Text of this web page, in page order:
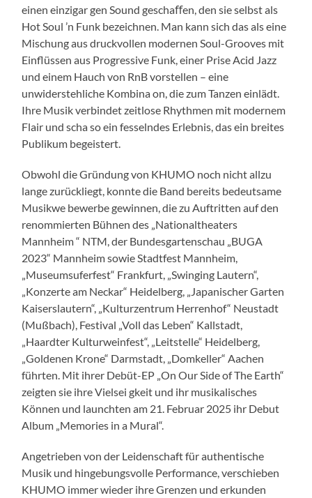
einen einzigar gen Sound geschaﬀen, den sie selbst als
Hot Soul ’n Funk bezeichnen. Man kann sich das als eine
Mischung aus druckvollen modernen Soul-Grooves mit
Einflüssen aus Progressive Funk, einer Prise Acid Jazz
und einem Hauch von RnB vorstellen – eine
unwiderstehliche Kombina on, die zum Tanzen einlädt.
Ihre Musik verbindet zeitlose Rhythmen mit modernem
Flair und scha so ein fesselndes Erlebnis, das ein breites
Publikum begeistert.
Obwohl die Gründung von KHUMO noch nicht allzu
lange zurückliegt, konnte die Band bereits bedeutsame
Musikwe bewerbe gewinnen, die zu Auftritten auf den
renommierten Bühnen des „Nationaltheaters
Mannheim “ NTM, der Bundesgartenschau „BUGA
2023“ Mannheim sowie Stadtfest Mannheim,
„Museumsuferfest“ Frankfurt, „Swinging Lautern“,
„Konzerte am Neckar“ Heidelberg, „Japanischer Garten
Kaiserslautern“, „Kulturzentrum Herrenhof“ Neustadt
(Mußbach), Festival „Voll das Leben“ Kallstadt,
„Haardter Kulturweinfest“, „Leitstelle“ Heidelberg,
„Goldenen Krone“ Darmstadt, „Domkeller“ Aachen
führten. Mit ihrer Debüt-EP „On Our Side of The Earth“
zeigten sie ihre Vielsei gkeit und ihr musikalisches
Können und launchten am 21. Februar 2025 ihr Debut
Album „Memories in a Mural“.
Angetrieben von der Leidenschaft für authentische
Musik und hingebungsvolle Performance, verschieben
KHUMO immer wieder ihre Grenzen und erkunden